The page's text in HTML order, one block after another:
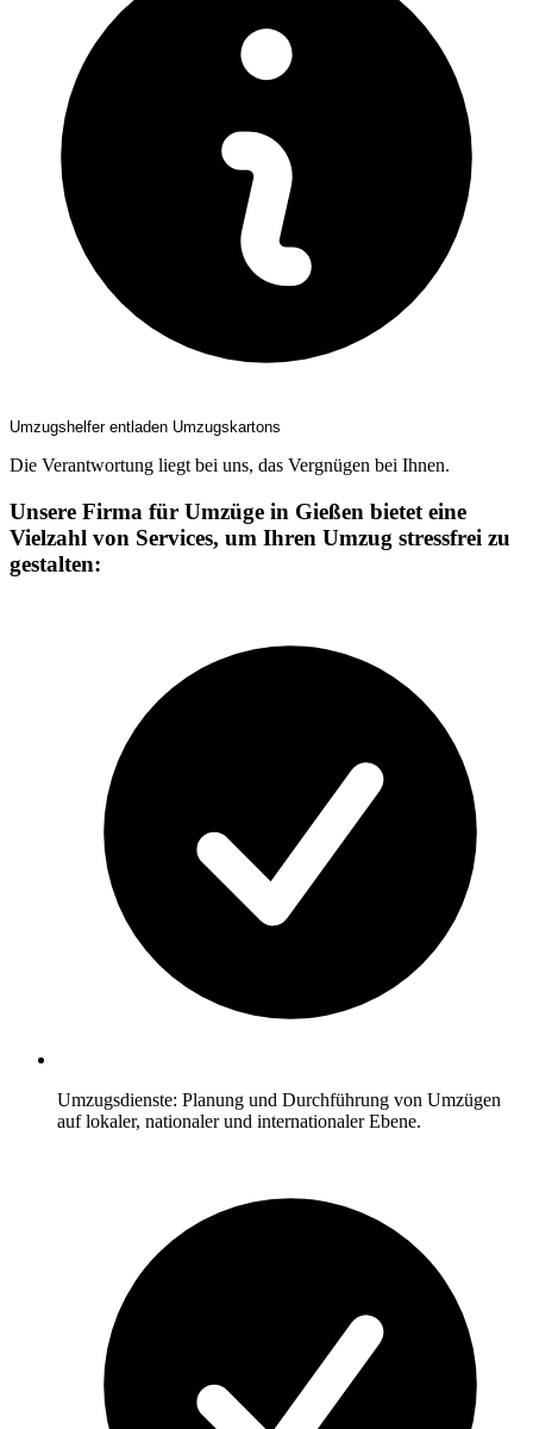
Umzugshelfer entladen Umzugskartons
Die Verantwortung liegt bei uns, das Vergnügen bei Ihnen.
Unsere Firma für Umzüge in Gießen bietet eine
Vielzahl von Services, um Ihren Umzug stressfrei zu
gestalten:
Umzugsdienste: Planung und Durchführung von Umzügen
auf lokaler, nationaler und internationaler Ebene.